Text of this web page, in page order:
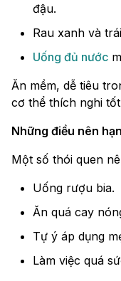
đậu.
Rau xanh và
Uống đủ nước
Ăn mềm, dễ tiêu
cơ thể thích nghi
Những điều nên
Một số thói quen
Uống rượu bia.
Ăn quá cay
Tự ý áp dụng
Làm việc quá